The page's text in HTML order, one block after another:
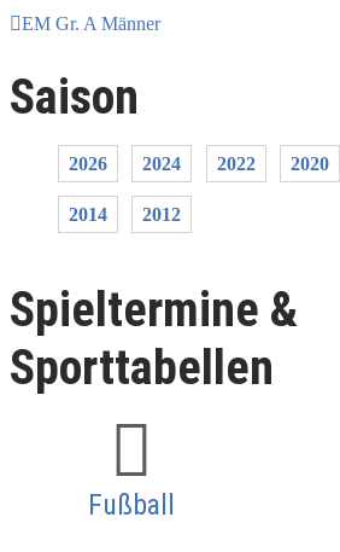
EM Gr. A Männer
Saison
2026 2024 2022 2020
2014 2012
Spieltermine &
Sporttabellen
Fußball